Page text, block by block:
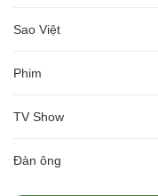
Sao Việt
Phim
TV Show
Đàn ông